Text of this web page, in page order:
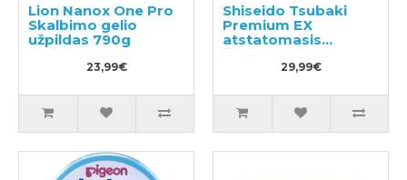
Lion Nanox One Pro
Skalbimo gelio
užpildas 790g
23,99€
Shiseido Tsubaki
Premium EX
atstatomasis
šampūnas
pažeistiems
29,99€